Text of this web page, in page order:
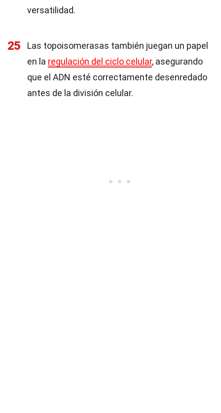
versatilidad.
25
Las topoisomerasas también juegan un papel
en la regulación del ciclo celular, asegurando
que el ADN esté correctamente desenredado
antes de la división celular.